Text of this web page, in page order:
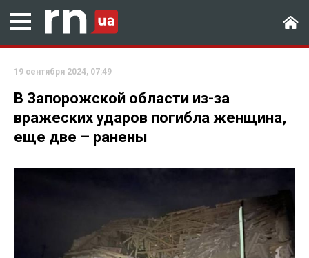
19 сентября 2024, 07:49
В Запорожской области из-за
вражеских ударов погибла женщина,
еще две – ранены